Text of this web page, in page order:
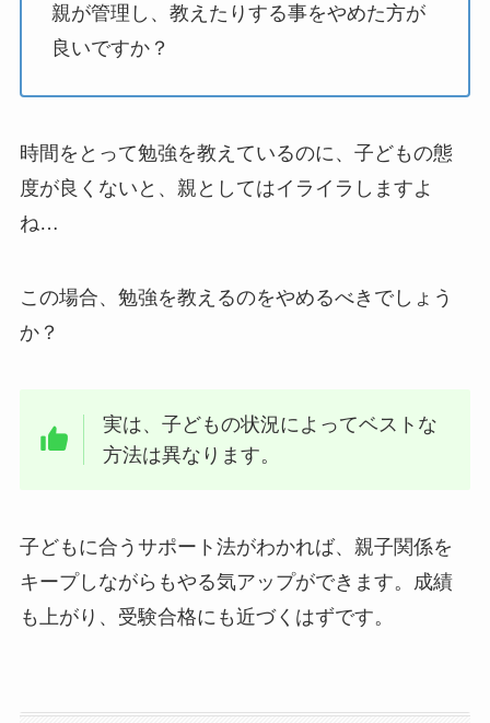
親が管理し、教えたりする事をやめた方が
良いですか？
時間をとって勉強を教えているのに、子どもの態
度が良くないと、親としてはイライラしますよ
ね…
この場合、勉強を教えるのをやめるべきでしょう
か？
実は、子どもの状況によってベストな
方法は異なります。
子どもに合うサポート法がわかれば、親子関係を
キープしながらもやる気アップができます。成績
も上がり、受験合格にも近づくはずです。